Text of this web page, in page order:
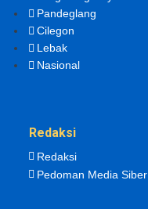
Pandeglang
Cilegon
Lebak
Nasional
Redaksi
Redaksi
Pedoman Media Siber